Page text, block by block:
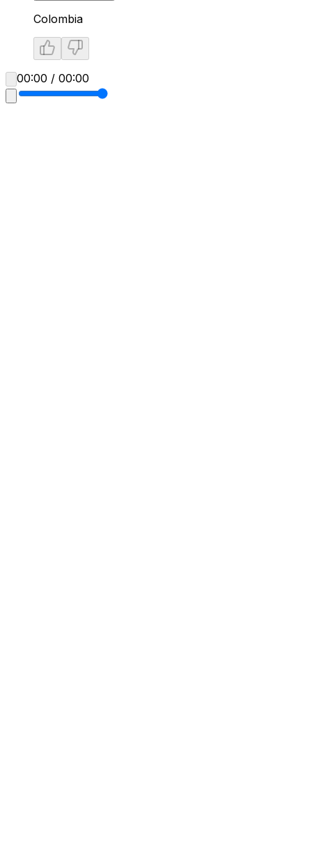
Colombia
00:00 / 00:00